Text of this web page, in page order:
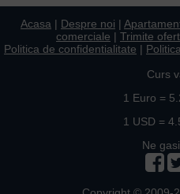
Acasa | Despre noi |
comerciale | Trimite
Politica de confidentialitate |
Curs
1 Euro =
1 USD =
Ne